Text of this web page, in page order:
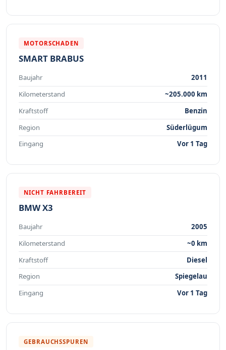
MOTORSCHADEN
SMART BRABUS
Baujahr
2011
Kilometerstand
~205.000 km
Kraftstoff
Benzin
Region
Süderlügum
Eingang
Vor 1 Tag
NICHT FAHRBEREIT
BMW X3
Baujahr
2005
Kilometerstand
~0 km
Kraftstoff
Diesel
Region
Spiegelau
Eingang
Vor 1 Tag
GEBRAUCHSSPUREN